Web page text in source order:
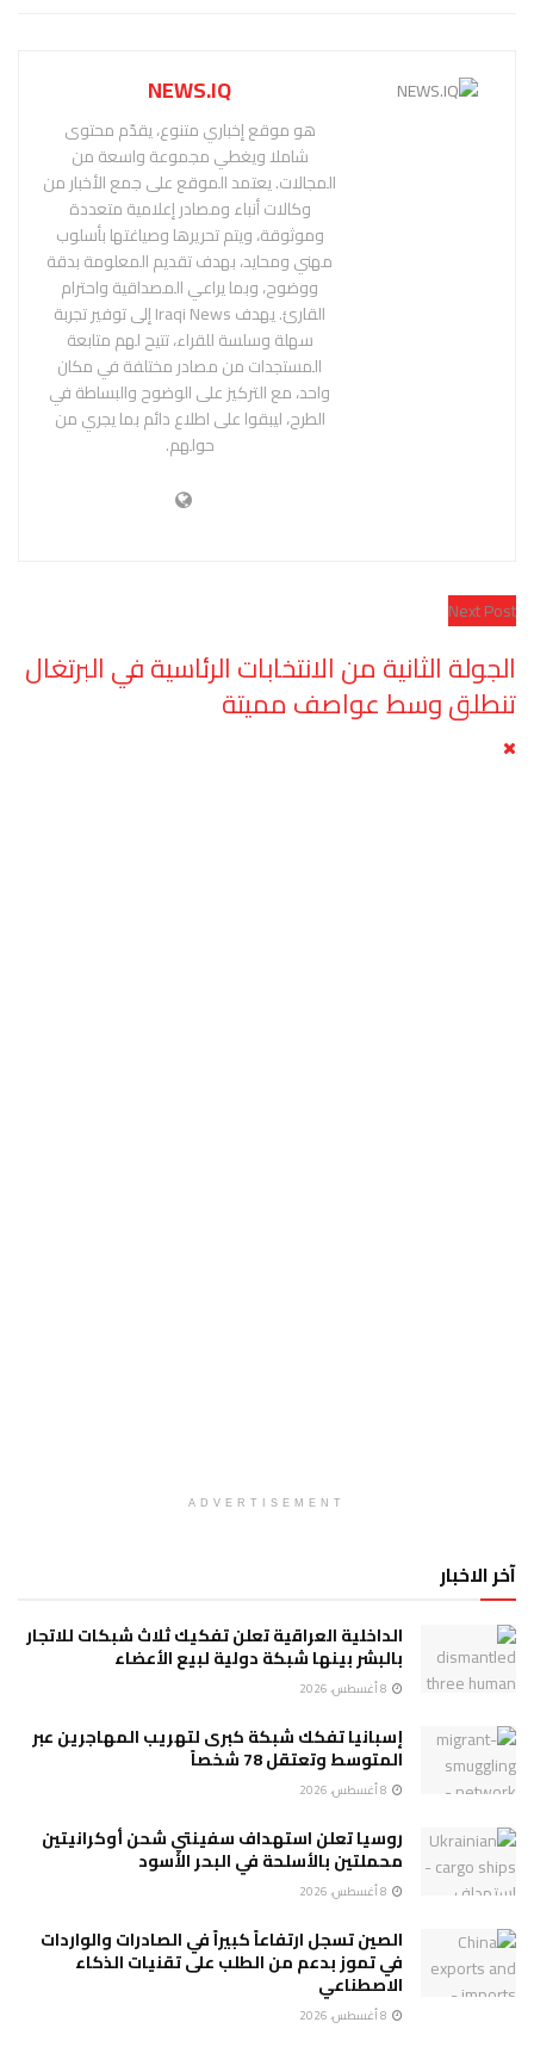
NEWS.IQ
هو موقع إخباري متنوع، يقدّم محتوى
شاملا ويغطي مجموعة واسعة من
المجالات. يعتمد الموقع على جمع الأخبار من
وكالات أنباء ومصادر إعلامية متعددة
وموثوقة، ويتم تحريرها وصياغتها بأسلوب
مهني ومحايد، بهدف تقديم المعلومة بدقة
ووضوح، وبما يراعي المصداقية واحترام
القارئ. يهدف Iraqi News إلى توفير تجربة
سهلة وسلسة للقراء، تتيح لهم متابعة
المستجدات من مصادر مختلفة في مكان
واحد، مع التركيز على الوضوح والبساطة في
الطرح، ليبقوا على اطلاع دائم بما يجري من
حولهم.
Next Post
الجولة الثانية من الانتخابات الرئاسية في البرتغال
تنطلق وسط عواصف مميتة
ADVERTISEMENT
آخر الاخبار
الداخلية العراقية تعلن تفكيك ثلاث شبكات للاتجار
بالبشر بينها شبكة دولية لبيع الأعضاء
إسبانيا تفكك شبكة كبرى لتهريب المهاجرين عبر
المتوسط وتعتقل 78 شخصاً
روسيا تعلن استهداف سفينتي شحن أوكرانيتين
محملتين بالأسلحة في البحر الأسود
الصين تسجل ارتفاعاً كبيراً في الصادرات والواردات
في تموز بدعم من الطلب على تقنيات الذكاء
الاصطناعي